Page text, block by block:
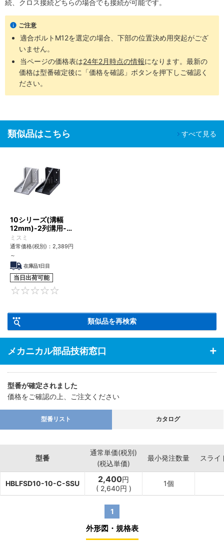
続、クロス接続どちらの場合でも接続が可能です。
ご注意
適合ボルトM12を選定の場合、下部の位置決め用突起がござ
いません。
当ページの価格表は24年2月時点の情報になります。最新の
価格は型番確定後に「価格を確認」ボタンを押下しご確認く
ださい。
類似品はこちら すべて見る
10シリーズ(溝幅
12mm)-2列溝用-突
起付反転ブラケット
取付穴8個タイプ
ミスミ
通常価格(税別)： 2,389円
～
在庫品1日目
当日出荷可能
類似品を再検索
メカニカル部品技術窓口
型番が確定されました
価格をご確認の上、ご注文ください
型番リスト カタログ
型番
通常単価(税別)
(税込単価)
最小発注数量 スライ
HBLFSD10-10-C-SSU 2,400円
( 2,640円 )
1個
1
外形図・規格表